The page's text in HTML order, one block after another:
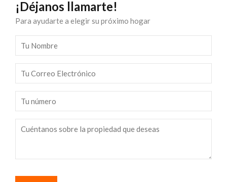
¡Déjanos llamarte!
Para ayudarte a elegir su próximo hogar